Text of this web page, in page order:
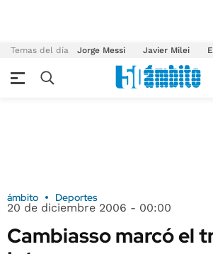
Temas del día Jorge Messi Javier Milei
ámbito Deportes
20 de diciembre 2006 - 00:00
Cambiasso marcó el